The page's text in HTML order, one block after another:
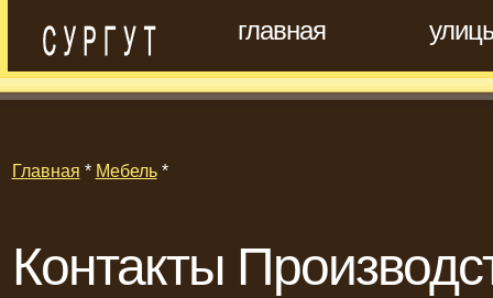
главная
Главная * Мебель*
Контакты